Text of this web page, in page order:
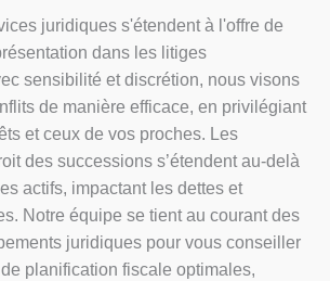
juridiques s'étendent à l'offre de
dans les litiges
sensibilité et discrétion, nous visons
de manière efficace, en privilégiant
et ceux de vos proches. Les
des successions s’étendent au-delà
actifs, impactant les dettes et
Notre équipe se tient au courant des
juridiques pour vous conseiller
planification fiscale optimales,